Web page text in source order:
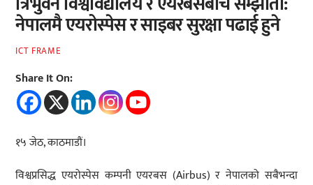
नेपालमै एयरोस्पेस र साइबर सुरक्षा पढाई हुने
ICT FRAME
Share It On:
१५ जेठ, काठमाडौं।
विश्वप्रसिद्ध एयरोस्पेस कम्पनी एयरबस (Airbus) र नेपालको सबैभन्दा